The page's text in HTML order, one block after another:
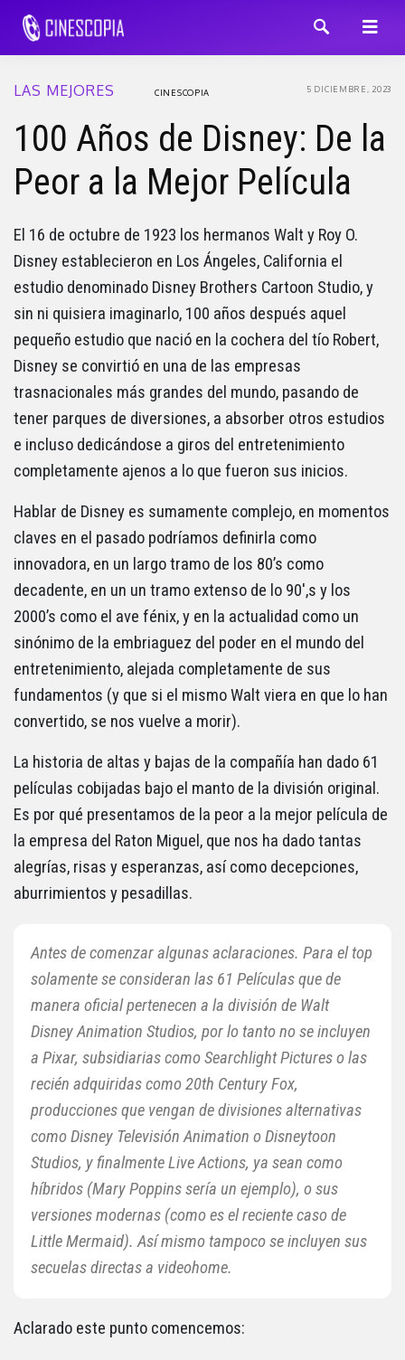
LAS MEJORES 5 DICIEMBRE, 2023
CINESCOPIA
100 Años de Disney: De la
Peor a la Mejor Película
El 16 de octubre de 1923 los hermanos Walt y Roy O.
Disney establecieron en Los Ángeles, California el
estudio denominado Disney Brothers Cartoon Studio, y
sin ni quisiera imaginarlo, 100 años después aquel
pequeño estudio que nació en la cochera del tío Robert,
Disney se convirtió en una de las empresas
trasnacionales más grandes del mundo, pasando de
tener parques de diversiones, a absorber otros estudios
e incluso dedicándose a giros del entretenimiento
completamente ajenos a lo que fueron sus inicios.
Hablar de Disney es sumamente complejo, en momentos
claves en el pasado podríamos definirla como
innovadora, en un largo tramo de los 80’s como
decadente, en un un tramo extenso de lo 90′,s y los
2000’s como el ave fénix, y en la actualidad como un
sinónimo de la embriaguez del poder en el mundo del
entretenimiento, alejada completamente de sus
fundamentos (y que si el mismo Walt viera en que lo han
convertido, se nos vuelve a morir).
La historia de altas y bajas de la compañía han dado 61
películas cobijadas bajo el manto de la división original.
Es por qué presentamos de la peor a la mejor película de
la empresa del Raton Miguel, que nos ha dado tantas
alegrías, risas y esperanzas, así como decepciones,
aburrimientos y pesadillas.
Antes de comenzar algunas aclaraciones. Para el top
solamente se consideran las 61 Películas que de
manera oficial pertenecen a la división de Walt
Disney Animation Studios, por lo tanto no se incluyen
a Pixar, subsidiarias como Searchlight Pictures o las
recién adquiridas como 20th Century Fox,
producciones que vengan de divisiones alternativas
como Disney Televisión Animation o Disneytoon
Studios, y finalmente Live Actions, ya sean como
híbridos (Mary Poppins sería un ejemplo), o sus
versiones modernas (como es el reciente caso de
Little Mermaid). Así mismo tampoco se incluyen sus
secuelas directas a videohome.
Aclarado este punto comencemos: